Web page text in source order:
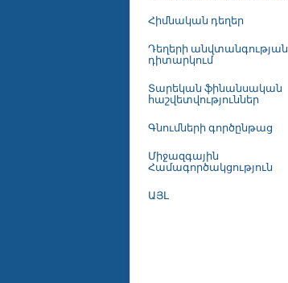
Հիմնական դեղեր
Դեղերի անվտանգության
դիտարկում
Տարեկան ֆինանսական
հաշվետվություններ
Գնումների գործընթաց
Միջազգային
Համագործակցություն
ԱՅԼ